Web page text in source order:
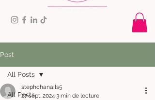
Post
All Posts
All Posts
stephchanails5
27 sept. 2024 3 min de lecture